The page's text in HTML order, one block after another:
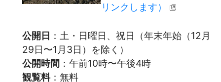
リンクします）
公開日 ：土・日曜日、祝日（年末年始（12月
29日〜1月3日）を除く）
公開時間 ：午前10時〜午後4時
観覧料：無料